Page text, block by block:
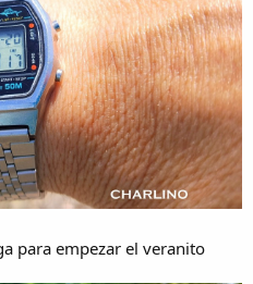
para empezar el veranito